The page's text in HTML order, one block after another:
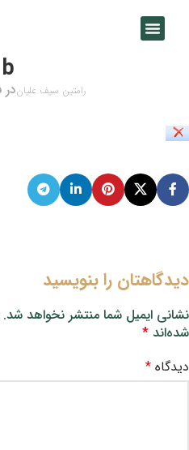
b
رامتین سیف علیاندر 15 می 2017
دیدگاهتان را بنویسید
نشانی ایمیل شما منتشر نخواهد شد.
شده‌اند *
دیدگاه *